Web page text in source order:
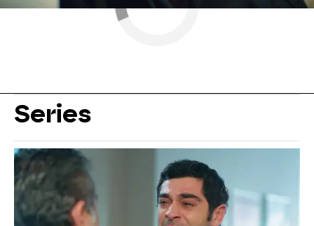
Series